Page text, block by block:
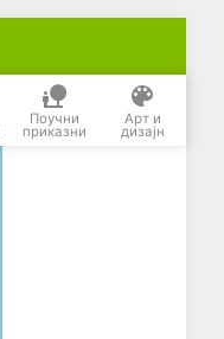
Поучни
приказни
Арт и
дизајн